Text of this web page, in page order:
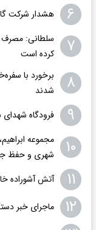
۶ هشدار شرکت
۷
سلطانی: مصرف
کرده است
۸
شدند
۹ فرودگاه
۱۰
مجموعه
شهری و حفظ
۱۱ آتش آشوراده
۱۲ ماجرای خبر